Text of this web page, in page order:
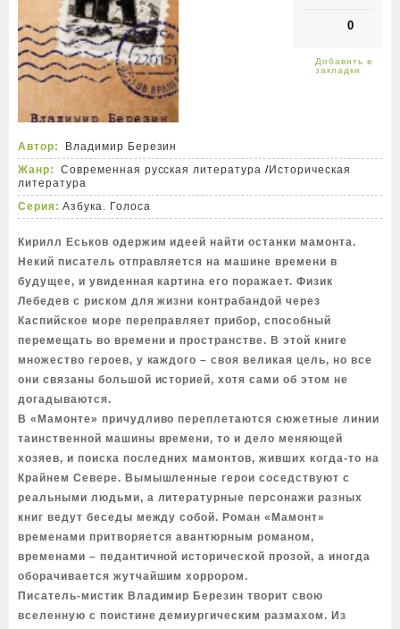
0
Автор:
Владимир Березин
Жанр:
Современная русская литература /Историческая
литература
Серия: Азбука. Голоса
Кирилл Еськов одержим идеей найти останки мамонта.
Некий писатель отправляется на машине времени в
будущее, и увиденная картина его поражает. Физик
Лебедев с риском для жизни контрабандой через
Каспийское море переправляет прибор, способный
перемещать во времени и пространстве. В этой книге
множество героев, у каждого – своя великая цель, но все
они связаны большой историей, хотя сами об этом не
догадываются.
В «Мамонте» причудливо переплетаются сюжетные линии
таинственной машины времени, то и дело меняющей
хозяев, и поиска последних мамонтов, живших когда-то на
Крайнем Севере. Вымышленные герои соседствуют с
реальными людьми, а литературные персонажи разных
книг ведут беседы между собой. Роман «Мамонт»
временами притворяется авантюрным романом,
временами – педантичной исторической прозой, а иногда
оборачивается жутчайшим хоррором.
Писатель-мистик Владимир Березин творит свою
вселенную с поистине демиургическим размахом. Из